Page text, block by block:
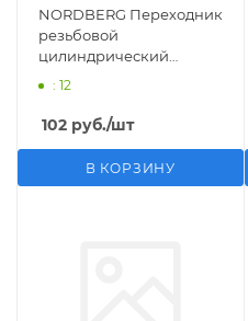
NORDBERG Переходник
резьбовой
цилиндрический
M1/2">F1/4"
: 12
102 руб./шт
В КОРЗИНУ